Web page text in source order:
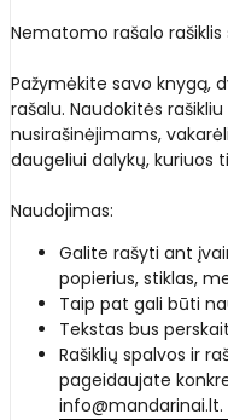
Nematomo rašalo rašiklis
Pažymėkite savo knygą,
rašalu. Naudokitės
nusirašinėjimams,
daugeliui dalykų, kuriuos
Naudojimas:
Galite rašyti ant
popierius, stiklas,
Taip pat gali būti
Tekstas bus
Rašiklių spalvos ir
pageidaujate
info@mandarinai.lt.